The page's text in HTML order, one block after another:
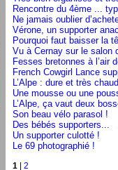
Rencontre du 4ème ...
Ne jamais oublier
Vérone, un supporter
Pourquoi faut baisser la
Vu à Cernay sur le salon
Fesses bretonnes à l’air
French Cowgirl Lance
L’Alpe : dure et très
Une mousse ou une
L’Alpe, ça vaut deux
Son beau vélo parasol !
Des bébés supporters...
Un supporter culotté !
Le 69 photographié !
1 2